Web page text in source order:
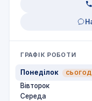
ГРАФІК РОБОТИ
Понеділок
Вівторок
Середа